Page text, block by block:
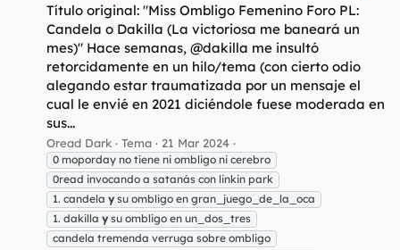
Título original: "Miss Ombligo Femenino Foro PL:
Candela o Dakilla (La victoriosa me baneará un
mes)" Hace semanas, @dakilla me insultó
retorcidamente en un hilo/tema (con cierto odio
alegando estar traumatizada por un mensaje el
cual le envié en 2021 diciéndole fuese moderada en
sus...
Oread Dark Tema 21 Mar 2024
0 moporday no tiene ni ombligo ni cerebro
0read invocando a satanás con linkin park
1. candela y su ombligo en gran_juego_de_la_oca
1. dakilla y su ombligo en un_dos_tres
candela tremenda verruga sobre ombligo